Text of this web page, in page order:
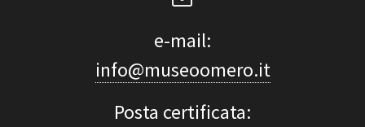
e-mail:
info@museoomero.it
Posta certificata: